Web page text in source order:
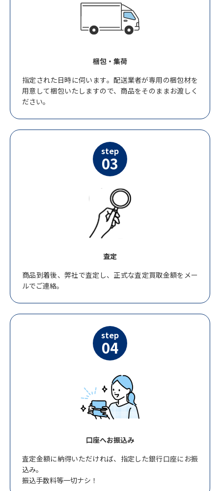
梱包・集荷
指定された日時に伺います。配送業者が専用の梱包材を
用意して梱包いたしますので、商品をそのままお渡しく
ださい。
step
03
査定
商品到着後、弊社で査定し、正式な査定買取金額をメー
ルでご連絡。
step
04
口座へお振込み
査定金額に納得いただければ、指定した銀行口座にお振
込み。
振込手数料等一切ナシ！